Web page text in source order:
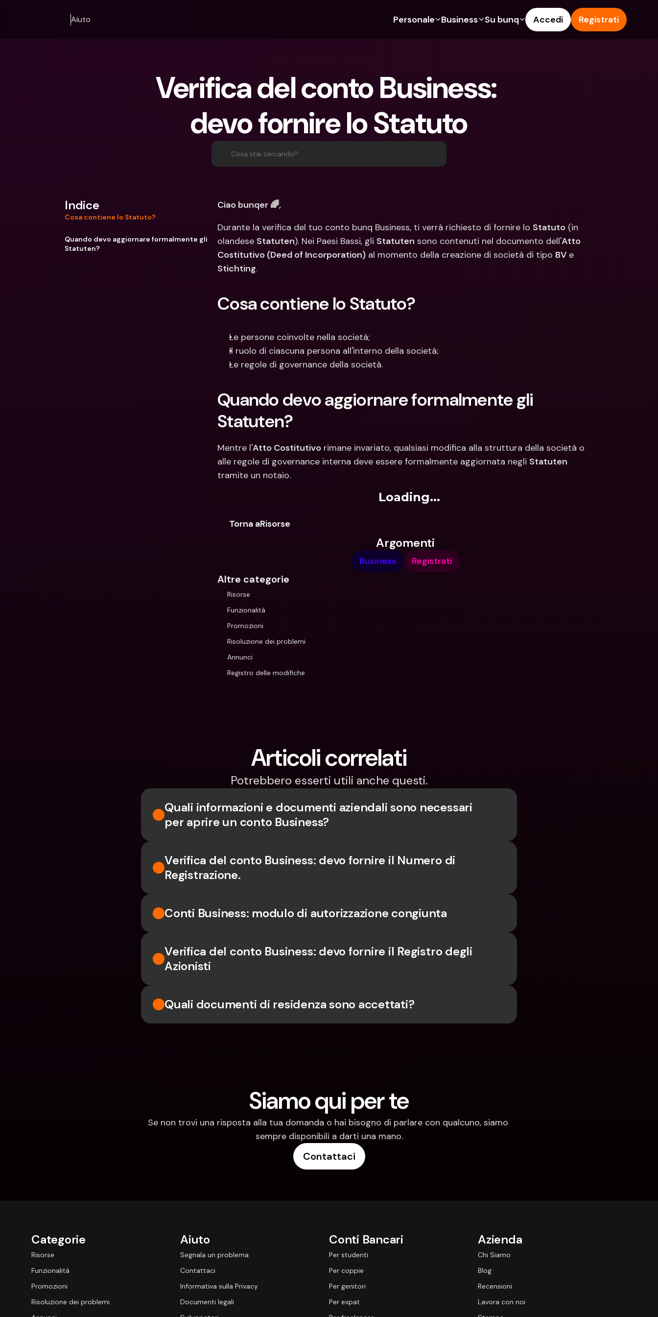
Aiuto Personale
Per expat
Per coppie
Per genitori
Piani
bunq Free
Carte di Credito
Cripto
Conti Cointestati
Pagamenti
Invita un Amico
Conti Bancari internazionali e
Valute estere
Business
Per freelancer
Per PMI
Piani
bunq Free
bunq Core
Carte di Credito
Valute estere e IBAN Esteri
Conti Bancari internazionali e
Valute estere
Su bunq
Sostenibilità
Stampa
Lavora con noi
Accedi Registrati
Verifica del conto Business:
devo fornire lo Statuto
Cosa stai cercando?
Indice
Cosa contiene lo Statuto?
Quando devo aggiornare formalmente gli
Statuten?
Ciao bunqer 🌈,
Durante la verifica del tuo conto bunq Business, ti verrà richiesto di fornire lo Statuto (in
olandese Statuten). Nei Paesi Bassi, gli Statuten sono contenuti nel documento dell'Atto
Costitutivo (Deed of Incorporation) al momento della creazione di società di tipo BV
Stichting.
Cosa contiene lo Statuto?
Le persone coinvolte nella società;
Il ruolo di ciascuna persona all'interno della società;
Le regole di governance della società.
Quando devo aggiornare formalmente gli
Statuten?
Mentre l'Atto Costitutivo rimane invariato, qualsiasi modifica alla struttura della società o
alle regole di governance interna deve essere formalmente aggiornata negli Statuten
tramite un notaio.
Loading...
Torna aRisorse
Argomenti
Business Registrati
Altre categorie
Risorse
Funzionalità
Promozioni
Risoluzione dei problemi
Annunci
Registro delle modifiche
Articoli correlati
Potrebbero esserti utili anche questi.
Quali informazioni e documenti aziendali sono necessari
per aprire un conto Business?
Verifica del conto Business: devo fornire il Numero di
Registrazione.
Conti Business: modulo di autorizzazione congiunta
Verifica del conto Business: devo fornire il Registro degli
Azionisti
Quali documenti di residenza sono accettati?
Siamo qui per te
Se non trovi una risposta alla tua domanda o hai bisogno di parlare con qualcuno, siamo
sempre disponibili a darti una mano.
Contattaci
Categorie
Risorse
Funzionalità
Promozioni
Risoluzione dei problemi
Aiuto
Segnala un problema
Contattaci
Informativa sulla Privacy
Documenti legali
Conti Bancari
Per studenti
Per coppie
Per genitori
Per expat
Azienda
Chi Siamo
Blog
Recensioni
Lavora con noi